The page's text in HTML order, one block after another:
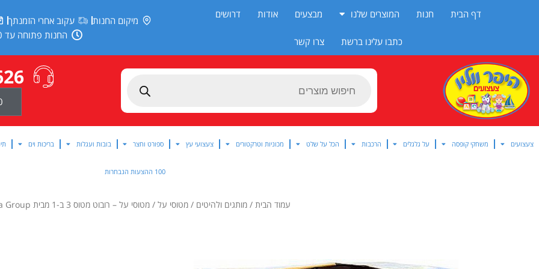
דף הבית חנות המוצרים שלנו מבצעים אודות דרושים
כתבו עלינו ברשת צרו קשר
מיקום החנות עקוב אחרי הזמנתך
החנות פתוחה עד 20:00
Products
צעצועים משחקי קופסה על גלגלים הרכבות הכל על שלט מכוניות וטרקטורים צעצועי עץ ספורט וחצר בובות ועגלות בריכות וים
100 ההצעות הנבחרות
עמוד הבית /מותגים ולהיטים /מטוסי על / מטוסי על – רובוט מטוס 3 ב-1 מבית Alpha Group